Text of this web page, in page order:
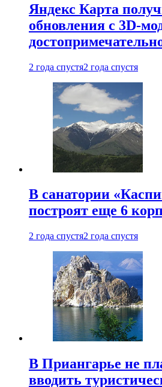
Яндекс Карта
обновления с 3D-
2 года спустя2 года спустя
В санатории
построят еще 6
2 года спустя2 года спустя
В Приангарье не
вводить